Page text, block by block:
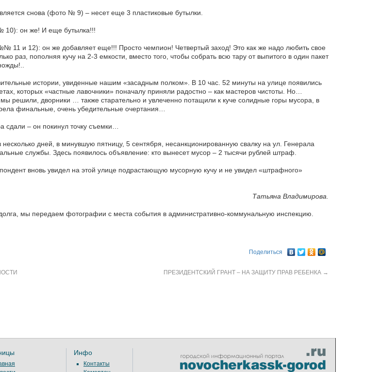
снова (фото № 9) – несет еще 3 пластиковые бутылки.
10): он же! И еще бутылка!!!
11 и 12): он же добавляет еще!!! Просто чемпион! Четвертый заход! Это как же надо любить свое
раз, пополняя кучу на 2-3 емкости, вместо того, чтобы собрать всю тару от выпитого в один пакет
истории, увиденные нашим «засадным полком». В 10 час. 52 минуты на улице появились
которых «частные лавочники» поначалу приняли радостно – как мастеров чистоты. Но…
мы решили, дворники … также старательно и увлеченно потащили к куче солидные горы мусора, в
финальные, очень убедительные очертания…
сдали – он покинул точку съемки…
несколько дней, в минувшую пятницу, 5 сентября, несанкционированную свалку на ул. Генерала
службы. Здесь появилось объявление: кто вынесет мусор – 2 тысячи рублей штраф.
вновь увидел на этой улице подрастающую мусорную кучу и не увидел «штрафного»
Татьяна Владимирова.
мы передаем фотографии с места события в административно-коммунальную инспекцию.
Поделиться
ПРЕЗИДЕНТСКИЙ ГРАНТ – НА ЗАЩИТУ ПРАВ РЕБЕНКА →
Инфо
Контакты